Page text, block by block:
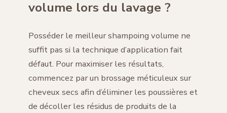
volume lors du lavage ?
Posséder le meilleur shampoing volume ne
suffit pas si la technique d’application fait
défaut. Pour maximiser les résultats,
commencez par un brossage méticuleux sur
cheveux secs afin d’éliminer les poussières et
de décoller les résidus de produits de la